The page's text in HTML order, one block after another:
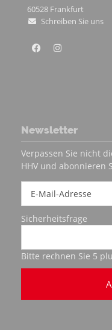
60528 Frankfurt
Schreiben Sie uns
Newsletter
Verpassen Sie nicht
HHV und abonnieren
Sicherheitsfrage
Bitte rechnen Sie 5